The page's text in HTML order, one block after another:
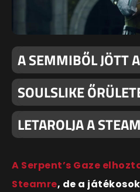
A SEMMIBŐL JÖTT
SOULSLIKE
LETAROLJA A
A Serpent’s Gaze
Steamre, de a